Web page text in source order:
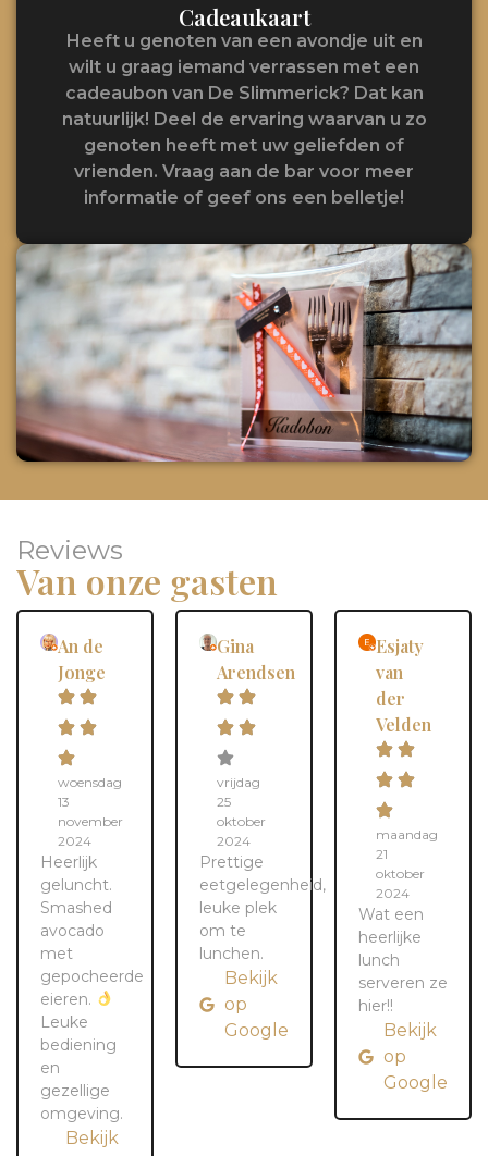
Cadeaukaart
Heeft u genoten van een avondje uit en
wilt u graag iemand verrassen met een
cadeaubon van De Slimmerick? Dat kan
natuurlijk! Deel de ervaring waarvan u zo
genoten heeft met uw geliefden of
vrienden. Vraag aan de bar voor meer
informatie of geef ons een belletje!
Reviews
Van onze gasten
An de
Jonge
woensdag
13
november
2024
Heerlijk
geluncht.
Smashed
avocado
met
gepocheerde
eieren.
Leuke
bediening
en
gezellige
omgeving.
Bekijk
Gina
Arendsen
vrijdag
25
oktober
2024
Prettige
eetgelegenheid,
leuke plek
om te
lunchen.
Bekijk
op
Google
Esjaty
van
der
Velden
maandag
21
oktober
2024
Wat een
heerlijke
lunch
serveren ze
hier!!
Bekijk
op
Google